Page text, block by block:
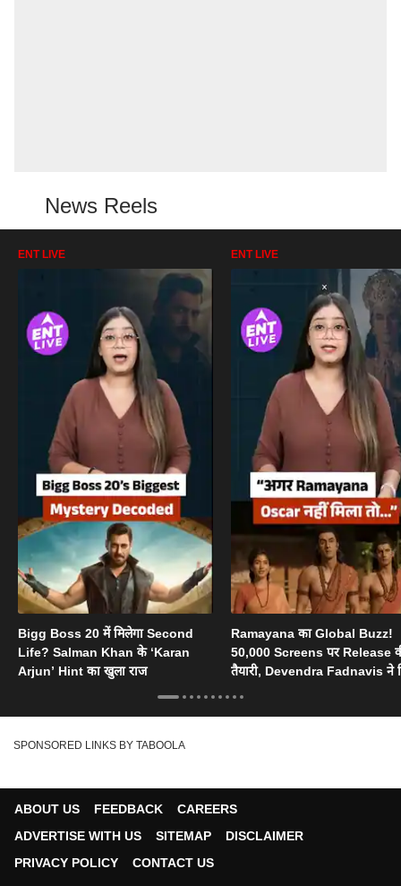
News Reels
ENT LIVE
Bigg Boss 20 में मिलेगा Second
Life? Salman Khan के ‘Karan
Arjun’ Hint का खुला राज
ENT LIVE
Ramayana का Global Buzz!
50,000 Screens पर Release
तैयारी, Devendra Fadnavis ने
SPONSORED LINKS BY TABOOLA
ABOUT US FEEDBACK
CAREERS
ADVERTISE WITH US
SITEMAP
DISCLAIMER
PRIVACY POLICY
CONTACT US